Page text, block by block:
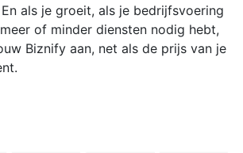
als je groeit, als je bedrijfsvoering
of minder diensten nodig hebt,
Biznify aan, net als de prijs van je